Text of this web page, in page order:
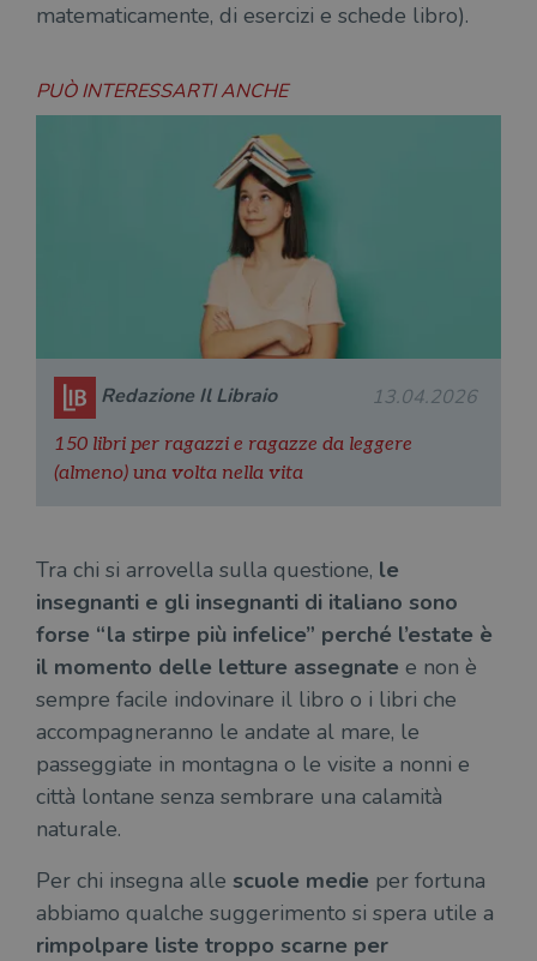
matematicamente, di esercizi e schede libro).
PUÒ INTERESSARTI ANCHE
Redazione Il Libraio 13.04.2026
150 libri per ragazzi e ragazze da leggere
(almeno) una volta nella vita
Tra chi si arrovella sulla questione, le
insegnanti e gli insegnanti di italiano sono
forse “la stirpe più infelice” perché l’estate è
il momento delle letture assegnate e non è
sempre facile indovinare il libro o i libri che
accompagneranno le andate al mare, le
passeggiate in montagna o le visite a nonni e
città lontane senza sembrare una calamità
naturale.
Per chi insegna alle scuole medie per fortuna
abbiamo qualche suggerimento si spera utile a
rimpolpare liste troppo scarne per